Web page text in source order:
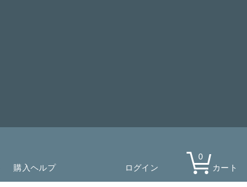
ログイン カート
0
購入ヘルプ